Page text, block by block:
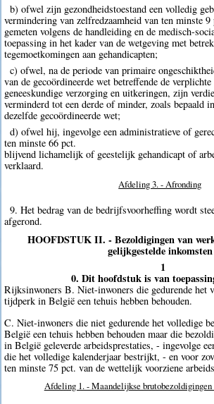
b) ofwel zijn gezondheidstoestand een volledig
vermindering van zelfredzaamheid van ten minste
gemeten volgens de handleiding en de medisch-
toepassing in het kader van de wetgeving met
tegemoetkomingen aan gehandicapten;
c) ofwel, na de periode van primaire
van de gecoördineerde wet betreffende de
geneeskundige verzorging en uitkeringen, zijn
verminderd tot een derde of minder, zoals bepaald
dezelfde gecoördineerde wet;
d) ofwel hij, ingevolge een administratieve of
ten minste 66 pct.
blijvend lichamelijk of geestelijk gehandicapt of
verklaard.
Afdeling 3. - Afronding
9. Het bedrag van de bedrijfsvoorheffing wordt
afgerond.
HOOFDSTUK II. - Bezoldigingen van
gelijkgestelde inkomsten
1
0. Dit hoofdstuk is van
Rijksinwoners B. Niet-inwoners die gedurende het
tijdperk in België een tehuis hebben behouden.
C. Niet-inwoners die niet gedurende het volledige
België een tehuis hebben behouden maar die
in België geleverde arbeidsprestaties, - ingevolge
die het volledige kalenderjaar bestrijkt, - en voor
ten minste 75 pct. van de wettelijk voorziene
Afdeling 1. - Maandelijkse brutobezoldigingen